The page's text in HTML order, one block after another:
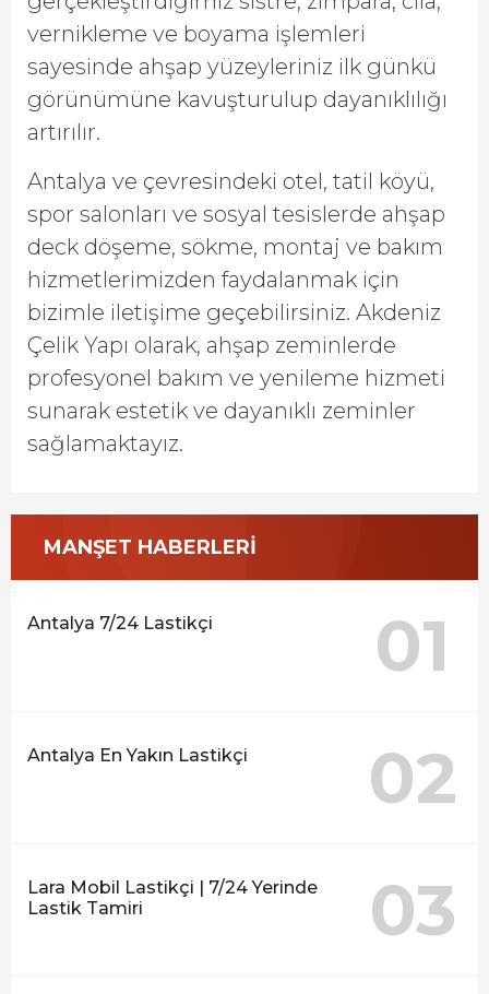
vernikleme ve boyama işlemleri
sayesinde ahşap yüzeyleriniz ilk günkü
görünümüne kavuşturulup dayanıklılığı
artırılır.
Antalya ve çevresindeki otel, tatil köyü,
spor salonları ve sosyal tesislerde ahşap
deck döşeme, sökme, montaj ve bakım
hizmetlerimizden faydalanmak için
bizimle iletişime geçebilirsiniz. Akdeniz
Çelik Yapı olarak, ahşap zeminlerde
profesyonel bakım ve yenileme hizmeti
sunarak estetik ve dayanıklı zeminler
sağlamaktayız.
MANŞET HABERLERİ
Antalya 7/24 Lastikçi 01
Antalya En Yakın Lastikçi 02
Lara Mobil Lastikçi | 7/24 Yerinde
Lastik Tamiri
03